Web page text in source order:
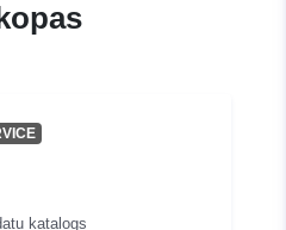
Koordinātes:
]
cc-i9360
katalogs